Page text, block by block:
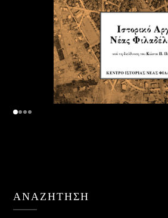
ΑΝΑΖΉΤΗΣΗ